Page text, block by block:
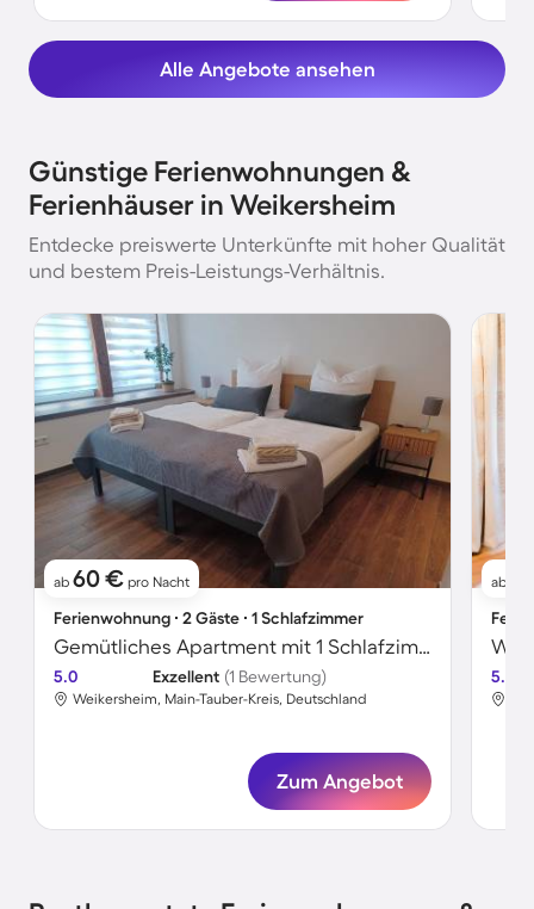
Alle Angebote ansehen
Günstige Ferienwohnungen &
Ferienhäuser in Weikersheim
Entdecke preiswerte Unterkünfte mit hoher Qualität
und bestem Preis-Leistungs-Verhältnis.
ab 60 € pro Nacht
Ferienwohnung ∙ 2 Gäste ∙ 1 Schlafzimmer
Gemütliches Apartment mit 1 Schlafzimmer für 2 Personen
5.0 Exzellent (1 Bewertung)
Weikersheim, Main-Tauber-Kreis, Deutschland
Zum Angebot
ab
5.0